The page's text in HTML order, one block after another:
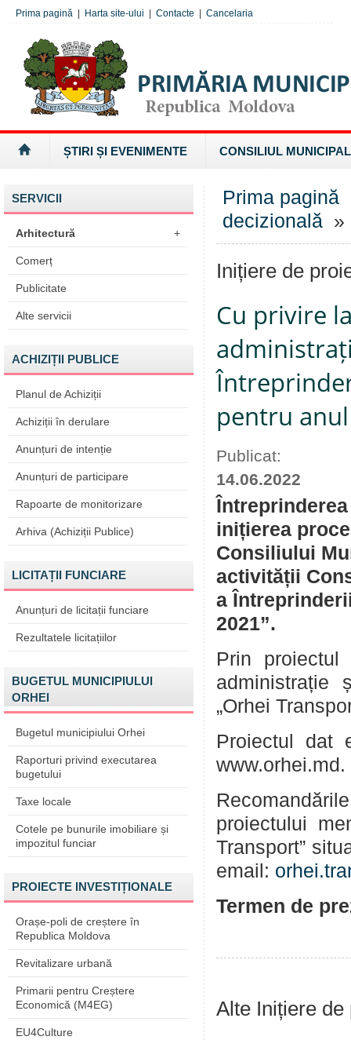
Prima pagină Harta site-ului Contacte Cancelaria
ȘTIRI ȘI EVENIMENTE CONSILIUL MUNICIPAL
SERVICII
Arhitectură +
Comerț
Publicitate
Alte servicii
ACHIZIȚII PUBLICE
Planul de Achiziții
Achiziții în derulare
Anunțuri de intenție
Anunțuri de participare
Rapoarte de monitorizare
Arhiva (Achiziții Publice)
LICITAȚII FUNCIARE
Anunțuri de licitații funciare
Rezultatele licitațiilor
BUGETUL MUNICIPIULUI
ORHEI
Bugetul municipiului Orhei
Raporturi privind executarea
bugetului
Taxe locale
Cotele pe bunurile imobiliare și
impozitul funciar
PROIECTE INVESTIȚIONALE
Orașe-poli de creștere în
Republica Moldova
Revitalizare urbană
Primarii pentru Creștere
Economică (M4EG)
EU4Culture
Prima pagină
decizională »
Inițiere de
Cu privire
pentru
Publicat:
14.06.2022
inițierea
Consiliului
activității
a
2021”.
Prin
administrație
„Orhei
Proiectul dat
www.orhei.md.
proiectului
Transport”
email:
Termen de
Alte Inițiere de